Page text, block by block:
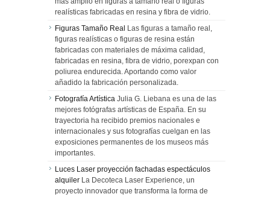
realísticas fabricadas en resina y fibra de vidrio.
Figuras Tamaño Real Las figuras a tamaño real,
figuras realísticas o figuras de resina están
fabricadas con materiales de máxima calidad,
fabricadas en resina, fibra de vidrio, porexpan con
poliurea endurecida. Aportando como valor
añadido la fabricación personalizada.
Fotografía Artística Julia G. Liebana es una de las
mejores fotógrafas artísticas de España. En su
trayectoria ha recibido premios nacionales e
internacionales y sus fotografías cuelgan en las
exposiciones permanentes de los museos más
importantes.
Luces Laser proyección fachadas espectáculos
alquiler La Decoteca Laser Experience, un
proyecto innovador que transforma la forma de